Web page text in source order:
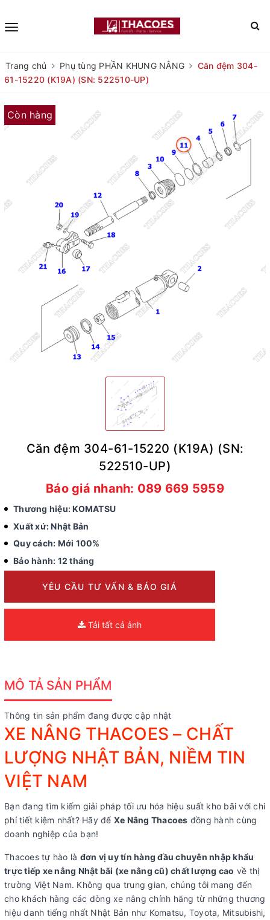
Trang chủ Phụ tùng PHẦN KHUNG NÂNG
Căn đệm 304-
61-15220 (K19A) (SN: 522510-UP)
Còn hàng
Căn đệm 304-61-15220 (K19A) (SN:
522510-UP)
Báo giá nhanh: 089 669 5959
Thương hiệu: KOMATSU
Xuất xứ: Nhật Bản
Quy cách: Mới 100%
Bảo hành: 12 tháng
YÊU CẦU TƯ VẤN & BÁO GIÁ
Tải tất cả ảnh
MÔ TẢ SẢN PHẨM
Thông tin sản phẩm đang được cập nhật
XE NÂNG THACOES – CHẤT
LƯỢNG NHẬT BẢN, NIỀM TIN
VIỆT NAM
Bạn đang tìm kiếm giải pháp tối ưu hóa hiệu suất kho bãi với chi
phí tiết kiệm nhất? Hãy để Xe Nâng Thacoes đồng hành cùng
doanh nghiệp của bạn!
Thacoes tự hào là đơn vị uy tín hàng đầu chuyên nhập khẩu
trực tiếp xe nâng Nhật bãi (xe nâng cũ) chất lượng cao về thị
trường Việt Nam. Không qua trung gian, chúng tôi mang đến
cho khách hàng các dòng xe nâng chính hãng từ những thương
hiệu danh tiếng nhất Nhật Bản như Komatsu, Toyota, Mitsubishi,